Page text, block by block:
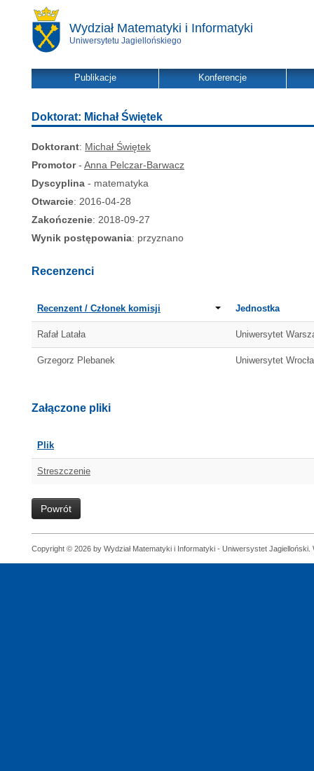
Wydział Matematyki i Informatyki
Uniwersytetu Jagiellońskiego
Publikacje Konferencje
Doktorat: Michał Świętek
Doktorant: Michał Świętek
Promotor- Anna Pelczar-Barwacz
Dyscyplina - matematyka
Otwarcie: 2016-04-28
Zakończenie: 2018-09-27
Wynik postępowania: przyznano
Recenzenci
Recenzent / Członek komisji Jednostka
Rafał Latała Uniwersytet
Grzegorz Plebanek Uniwersytet
Załączone pliki
Plik
Streszczenie
Powrót
Copyright © 2026 by Wydział Matematyki i Informatyki - Uniwersystet